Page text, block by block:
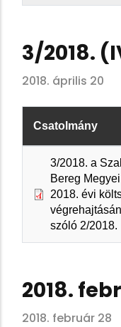
3/2018.
2018. április 20
Csatolmány
3/2018. a
Bereg
2018. évi
szóló 2/2018.
2018.
2018. február 28